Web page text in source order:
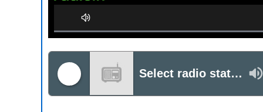
0%
Complete
Select radio station